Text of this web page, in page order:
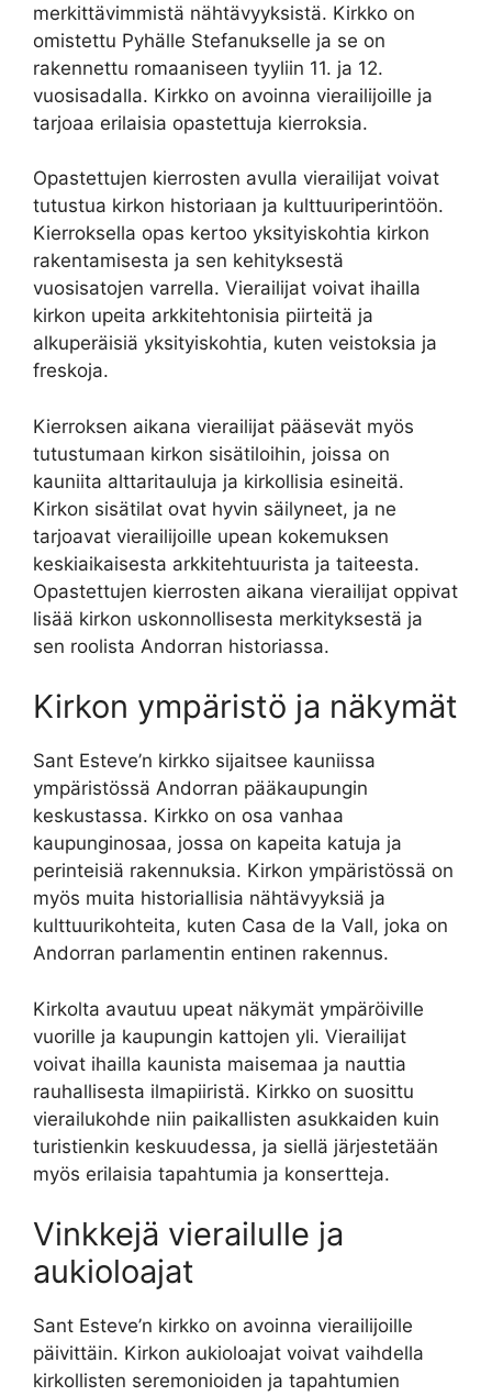
merkittävimmistä nähtävyyksistä. Kirkko on
omistettu Pyhälle Stefanukselle ja se on
rakennettu romaaniseen tyyliin 11. ja 12.
vuosisadalla. Kirkko on avoinna vierailijoille ja
tarjoaa erilaisia opastettuja kierroksia.
Opastettujen kierrosten avulla vierailijat voivat
tutustua kirkon historiaan ja kulttuuriperintöön.
Kierroksella opas kertoo yksityiskohtia kirkon
rakentamisesta ja sen kehityksestä
vuosisatojen varrella. Vierailijat voivat ihailla
kirkon upeita arkkitehtonisia piirteitä ja
alkuperäisiä yksityiskohtia, kuten veistoksia ja
freskoja.
Kierroksen aikana vierailijat pääsevät myös
tutustumaan kirkon sisätiloihin, joissa on
kauniita alttaritauluja ja kirkollisia esineitä.
Kirkon sisätilat ovat hyvin säilyneet, ja ne
tarjoavat vierailijoille upean kokemuksen
keskiaikaisesta arkkitehtuurista ja taiteesta.
Opastettujen kierrosten aikana vierailijat oppivat
lisää kirkon uskonnollisesta merkityksestä ja
sen roolista Andorran historiassa.
Kirkon ympäristö ja näkymät
Sant Esteve’n kirkko sijaitsee kauniissa
ympäristössä Andorran pääkaupungin
keskustassa. Kirkko on osa vanhaa
kaupunginosaa, jossa on kapeita katuja ja
perinteisiä rakennuksia. Kirkon ympäristössä on
myös muita historiallisia nähtävyyksiä ja
kulttuurikohteita, kuten Casa de la Vall, joka on
Andorran parlamentin entinen rakennus.
Kirkolta avautuu upeat näkymät ympäröiville
vuorille ja kaupungin kattojen yli. Vierailijat
voivat ihailla kaunista maisemaa ja nauttia
rauhallisesta ilmapiiristä. Kirkko on suosittu
vierailukohde niin paikallisten asukkaiden kuin
turistienkin keskuudessa, ja siellä järjestetään
myös erilaisia tapahtumia ja konsertteja.
Vinkkejä vierailulle ja
aukioloajat
Sant Esteve’n kirkko on avoinna vierailijoille
päivittäin. Kirkon aukioloajat voivat vaihdella
kirkollisten seremonioiden ja tapahtumien